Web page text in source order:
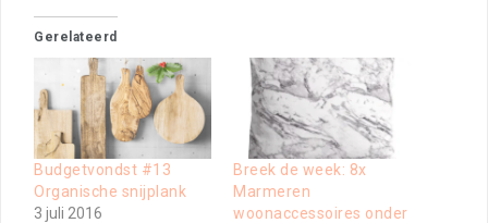
Gerelateerd
Budgetvondst #13
Organische snijplank
3 juli 2016
Breek de week: 8x
Marmeren
woonaccessoires onder